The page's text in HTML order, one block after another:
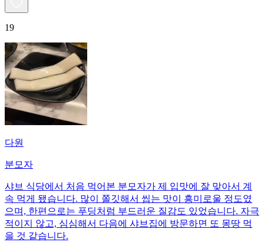
19
다원
분모자
샤브 식당에서 처음 먹어본 분모자가 제 입맛에 잘 맞아서 계
속 먹게 됐습니다. 많이 쫄깃해서 씹는 맛이 흥미로울 정도였
으며, 한편으로는 푸딩처럼 부드러운 질감도 있었습니다. 자극
적이지 않고, 심심해서 다음에 샤브집에 방문하면 또 몽땅 먹
을 것 같습니다.